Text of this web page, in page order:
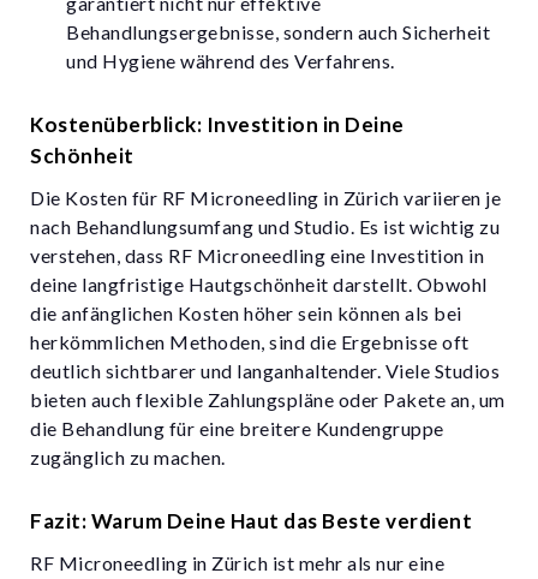
Behandlungsergebnisse, sondern auch Sicherheit
und Hygiene während des Verfahrens.
Kostenüberblick: Investition in Deine
Schönheit
Die Kosten für RF Microneedling in Zürich variieren je
nach Behandlungsumfang und Studio. Es ist wichtig zu
verstehen, dass RF Microneedling eine Investition in
deine langfristige Hautgschönheit darstellt. Obwohl
die anfänglichen Kosten höher sein können als bei
herkömmlichen Methoden, sind die Ergebnisse oft
deutlich sichtbarer und langanhaltender. Viele Studios
bieten auch flexible Zahlungspläne oder Pakete an, um
die Behandlung für eine breitere Kundengruppe
zugänglich zu machen.
Fazit: Warum Deine Haut das Beste verdient
RF Microneedling in Zürich ist mehr als nur eine